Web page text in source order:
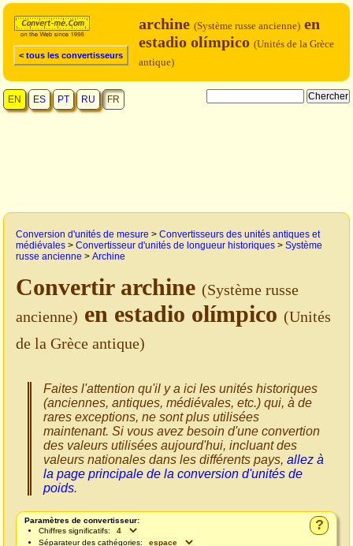
< tous les convertisseurs
archine (Système russe ancienne) en
estadio olímpico (Unités de la Grèce
antique)
EN ES PT RU FR
Conversion d'unités de mesure > Convertisseurs des unités antiques et
médiévales > Convertisseur d'unités de longueur historiques > Système
russe ancienne > Archine
Convertir archine (Système russe
ancienne) en estadio olímpico (Unités
de la Grèce antique)
Faites l'attention qu'il y a ici les unités historiques
(anciennes, antiques, médiévales, etc.) qui, à de
rares exceptions, ne sont plus utilisées
maintenant. Si vous avez besoin d'une convertion
des valeurs utilisées aujourd'hui, incluant des
valeurs nationales dans les différents pays, allez à
la page principale de la conversion d'unités de
poids.
?
Paramètres de convertisseur:
Chiffres significatifs:
Séparateur des cathégories: